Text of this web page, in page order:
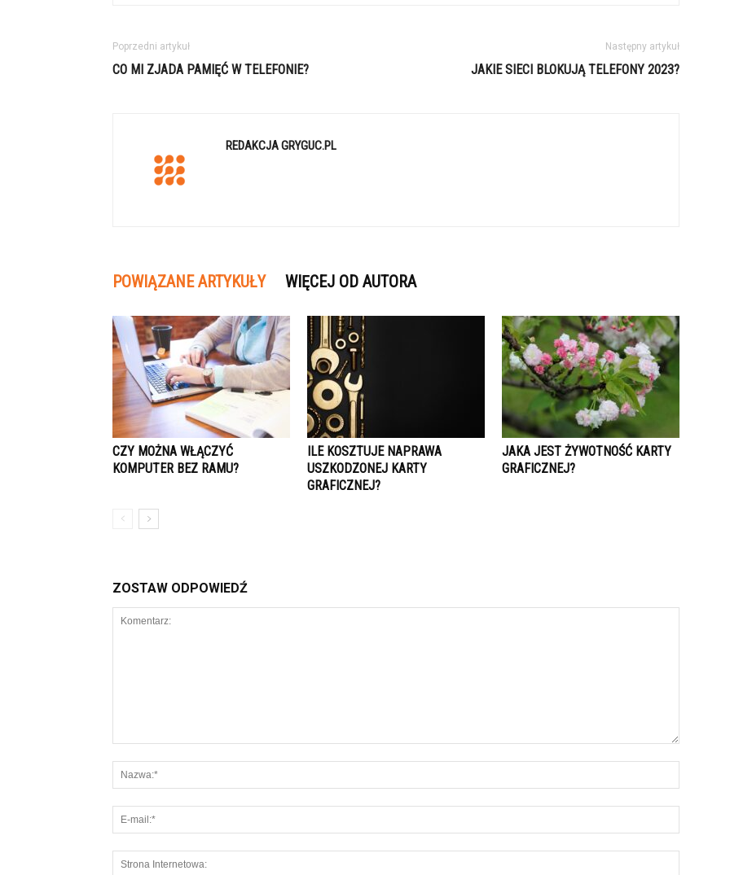
Poprzedni artykuł
CO MI ZJADA PAMIĘĆ W TELEFONIE?
Następny artykuł
JAKIE SIECI BLOKUJĄ TELEFONY 2023?
REDAKCJA GRYGUC.PL
POWIĄZANE ARTYKUŁY WIĘCEJ OD AUTORA
CZY MOŻNA WŁĄCZYĆ
KOMPUTER BEZ RAMU?
ILE KOSZTUJE NAPRAWA
USZKODZONEJ KARTY
GRAFICZNEJ?
JAKA JEST ŻYWOTNOŚĆ KARTY
GRAFICZNEJ?
ZOSTAW ODPOWIEDŹ